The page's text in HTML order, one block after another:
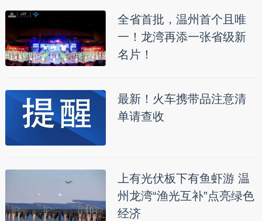
全省首批，温州首个且唯
一！龙湾再添一张省级新
名片！
最新！火车携带品注意清
单请查收
上有光伏板下有鱼虾游 温
州龙湾“渔光互补”点亮绿色
经济